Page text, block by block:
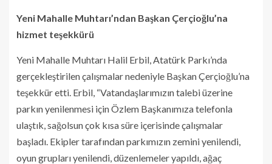
Yeni Mahalle Muhtarı’ndan Başkan Çerçioğlu’na
hizmet teşekkürü
Yeni Mahalle Muhtarı Halil Erbil, Atatürk Parkı’nda
gerçekleştirilen çalışmalar nedeniyle Başkan Çerçioğlu’na
teşekkür etti. Erbil, “Vatandaşlarımızın talebi üzerine
parkın yenilenmesi için Özlem Başkanımıza telefonla
ulaştık, sağolsun çok kısa süre içerisinde çalışmalar
başladı. Ekipler tarafından parkımızın zemini yenilendi,
oyun grupları yenilendi, düzenlemeler yapıldı, ağaç